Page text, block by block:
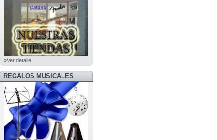
»Ver detalle
REGALOS MUSICALES